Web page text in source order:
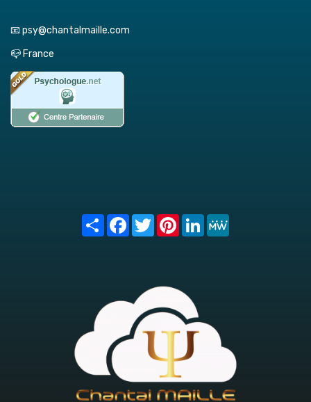
📧 psy@chantalmaille.com
📪 France
Share FacebookTwitterPinterest
LinkedIn